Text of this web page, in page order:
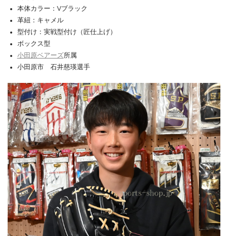
本体カラー：Vブラック
革紐：キャメル
型付け：実戦型付け（匠仕上げ）
ボックス型
小田原ベアーズ所属
小田原市 石井慈瑛選手